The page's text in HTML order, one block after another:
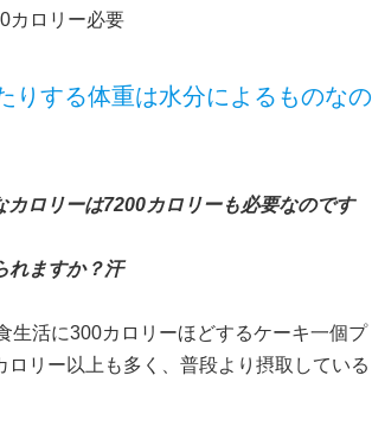
カロリー必要
りする体重は水分によるものなの
ロリーは7200カロリーも必要なのです
れますか？汗
生活に300カロリーほどするケーキ一個プ
リー以上も多く、普段より摂取している